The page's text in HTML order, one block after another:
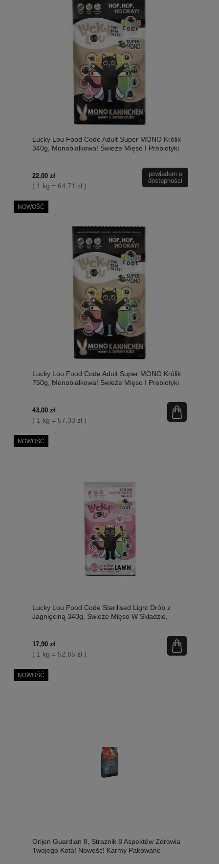
Lucky Lou Food Code Adult Super MONO Królik
340g, Monobiałkowa! Świeże Mięso I Prebiotyki
Kocimiętki! Wysoka Zawartość Tauryny! Nowość!
22,00 zł
( 1 kg = 64,71 zł )
powiadom o
dostępności
Lucky Lou Food Code Adult Super MONO Królik
750g, Monobiałkowa! Świeże Mięso I Prebiotyki
Kocimiętki! Wysoka Zawartość Tauryny! Nowość!
43,00 zł
( 1 kg = 57,33 zł )
NOWOŚĆ
Lucky Lou Food Code Sterilised Light Drób z
Jagnięciną 340g, Świeże Mięso W Składzie,
Nowozelandzkiego! Wysoka Zawartość Tauryny!
Dla Kotów Sterylizowanych! Nowość!
17,90 zł
( 1 kg = 52,65 zł )
NOWOŚĆ
Orijen Guardian 8, Strażnik 8 Aspektów Zdrowia
Twojego Kota! Nowość! Karmy Pakowane
NOWOŚĆ